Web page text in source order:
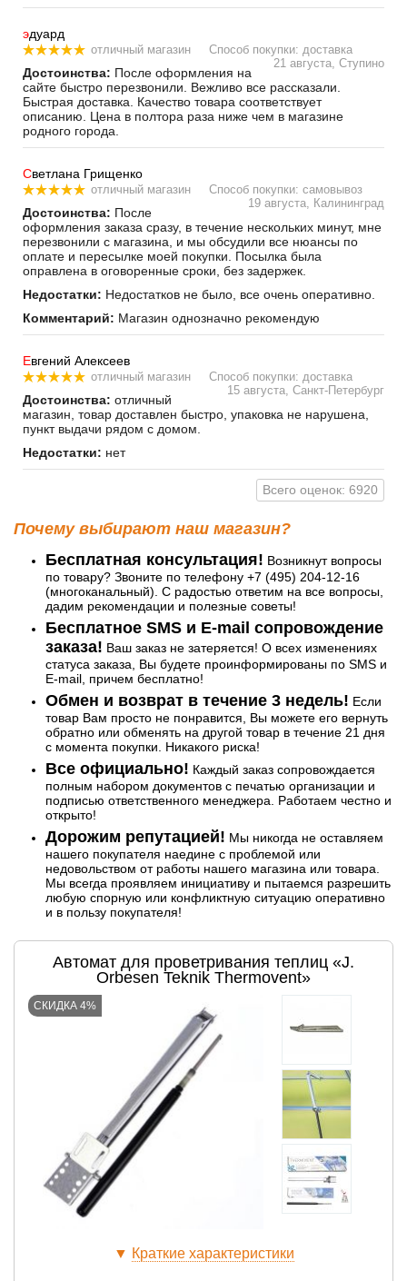
эдуард
отличный магазин
Способ покупки: доставка
21 августа, Ступино
Достоинства: После оформления на
сайте быстро перезвонили. Вежливо все рассказали.
Быстрая доставка. Качество товара соответствует
описанию. Цена в полтора раза ниже чем в магазине
родного города.
Светлана Грищенко
отличный магазин
Способ покупки: самовывоз
19 августа, Калининград
Достоинства: После
оформления заказа сразу, в течение нескольких минут, мне
перезвонили с магазина, и мы обсудили все нюансы по
оплате и пересылке моей покупки. Посылка была
оправлена в оговоренные сроки, без задержек.
Недостатки: Недостатков не было, все очень оперативно.
Комментарий: Магазин однозначно рекомендую
Евгений Алексеев
отличный магазин
Способ покупки: доставка
15 августа, Санкт-Петербург
Достоинства: отличный
магазин, товар доставлен быстро, упаковка не нарушена,
пункт выдачи рядом с домом.
Недостатки: нет
Всего оценок: 6920
Почему выбирают наш магазин?
Бесплатная консультация! Возникнут вопросы
по товару? Звоните по телефону +7 (495) 204-12-16
(многоканальный). С радостью ответим на все вопросы,
дадим рекомендации и полезные советы!
Бесплатное SMS и E-mail сопровождение
заказа! Ваш заказ не затеряется! О всех изменениях
статуса заказа, Вы будете проинформированы по SMS и
E-mail, причем бесплатно!
Обмен и возврат в течение 3 недель! Если
товар Вам просто не понравится, Вы можете его вернуть
обратно или обменять на другой товар в течение 21 дня
с момента покупки. Никакого риска!
Все официально! Каждый заказ сопровождается
полным набором документов с печатью организации и
подписью ответственного менеджера. Работаем честно и
открыто!
Дорожим репутацией! Мы никогда не оставляем
нашего покупателя наедине с проблемой или
недовольством от работы нашего магазина или товара.
Мы всегда проявляем инициативу и пытаемся разрешить
любую спорную или конфликтную ситуацию оперативно
и в пользу покупателя!
Автомат для проветривания теплиц «J.
Orbesen Teknik Thermovent»
СКИДКА 4%
▼ Краткие характеристики